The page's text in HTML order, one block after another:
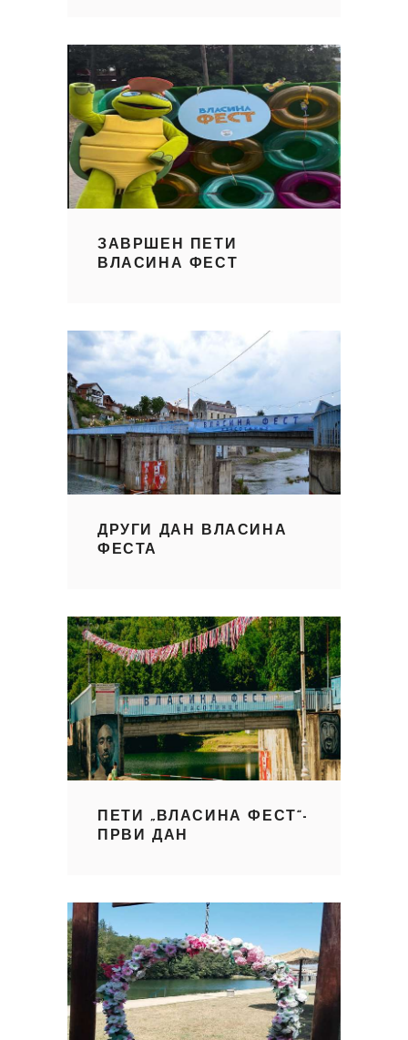
ЗАВРШЕН ПЕТИ
ВЛАСИНА ФЕСТ
ДРУГИ ДАН ВЛАСИНА
ФЕСТА
ПЕТИ „ВЛАСИНА ФЕСТ“-
ПРВИ ДАН